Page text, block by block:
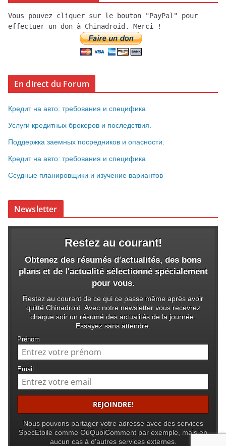
Vous pouvez cliquer sur le bouton "PayPal" pour
effectuer un don à Chinadroid. Merci !
En direct du Forum
Кредит на авто: требования и специфика
Услуги кредитных брокеров и последствия.
Поддержка заемных посредников и опасности.
Кредит на авто: требования и специфика
Ссудные планировщики и изучение вариантов
Newsletter
Restez au courant!
Obtenez des résumés d'actualités, des bons
plans et de l'actualité sélectionné spécialement
pour vous.
Restez au courant de ce qui ce passe même après avoir
quitté Chinadroid. Avec notre newsletter vous recevrez
chaque soir un résumé des actualités de la journée.
Essayez sans attendre.
Prénom
Email
Nous pouvons partager votre adresse avec des services
SpecEtoile comme OùQuoiComment par exemple, mais en
aucun cas à d'autres services externes.